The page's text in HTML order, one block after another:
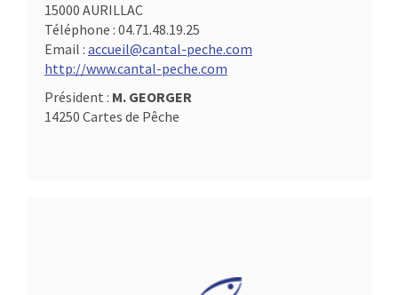
15000 AURILLAC
Téléphone : 04.71.48.19.25
Email : accueil@cantal-peche.com
http://www.cantal-peche.com
Président : M. GEORGER
14250 Cartes de Pêche